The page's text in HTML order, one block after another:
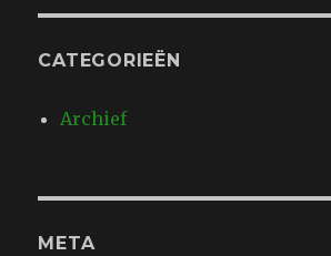
CATEGORIEËN
Archief
META